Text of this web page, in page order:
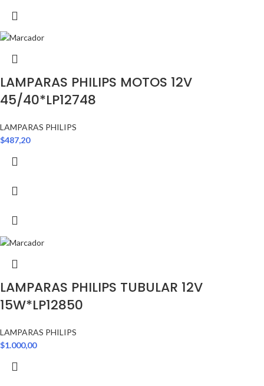
LAMPARAS PHILIPS MOTOS 12V
45/40*LP12748
LAMPARAS PHILIPS
$487,20
LAMPARAS PHILIPS TUBULAR 12V
15W*LP12850
LAMPARAS PHILIPS
$1.000,00